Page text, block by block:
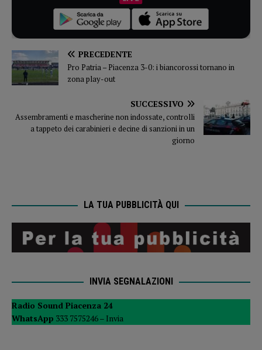
PRECEDENTE
Pro Patria – Piacenza 3-0: i biancorossi tornano in
zona play-out
SUCCESSIVO
Assembramenti e mascherine non indossate, controlli
a tappeto dei carabinieri e decine di sanzioni in un
giorno
LA TUA PUBBLICITÀ QUI
INVIA SEGNALAZIONI
Radio Sound Piacenza 24
WhatsApp 333 7575246 – Invia